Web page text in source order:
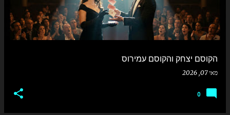
הקוסם יצחק והקוסם עמירוס
מאי 07, 2026
0